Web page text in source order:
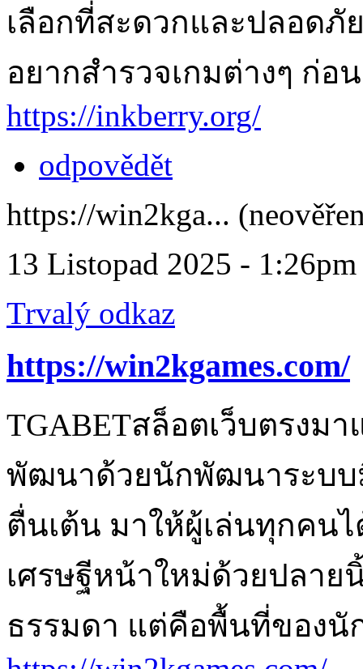
เลือกที่สะดวกและปลอดภั
อยากสำรวจเกมต่างๆ ก่อ
https://inkberry.org/
odpovědět
https://win2kga...
13 Listopad 2025 - 1:26pm
Trvalý odkaz
https://win2kgames.com/
TGABETสล็อตเว็บตรงม
พัฒนาด้วยนักพัฒนาระบบ
ตื่นเต้น มาให้ผู้เล่นทุกคน
เศรษฐีหน้าใหม่ด้วยปลาย
ธรรมดา แต่คือพื้นที่ของนั